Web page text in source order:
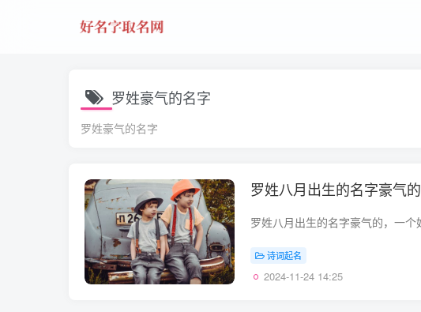
罗姓豪气的名字
罗姓豪气的名字
罗姓八月出生的名字豪气的
诗词起名
2024-11-24 14:25